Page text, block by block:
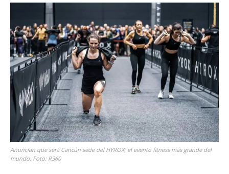
Anuncian que será Cancún sede del HYROX, el evento fitness más grande del
mundo. Foto: R360